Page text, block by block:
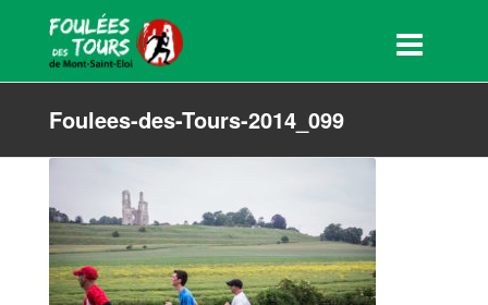
Foulees-des-Tours-2014_099